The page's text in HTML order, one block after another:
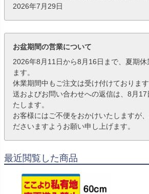
2026年7月29日
お盆期間の営業について
2026年8月11日から8月16日まで、夏期休
ます。
休業期間中もご注文は受け付けておりま
送およびお問い合わせへの返信は、8月
たします。
お客様にはご不便をおかけいたしますが
ださいますようお願い申し上げます。
最近閲覧した商品